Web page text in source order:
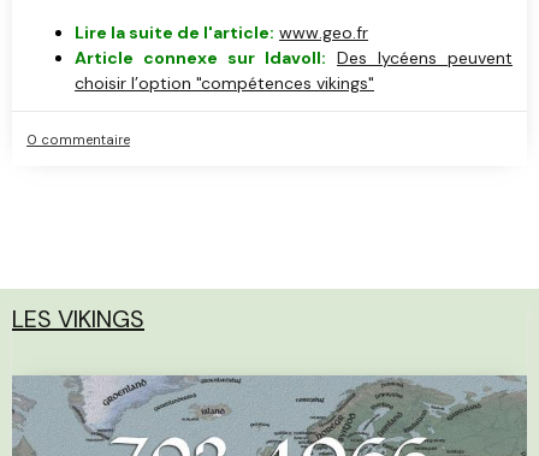
Lire la suite de l'article: www.geo.fr
Article connexe sur Idavoll: Des lycéens peuvent
choisir l’option "compétences vikings"
0 commentaire
LES VIKINGS